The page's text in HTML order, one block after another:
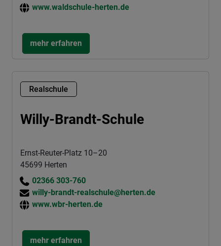
www.waldschule-herten.de
mehr erfahren
Realschule
Willy-Brandt-Schule
Ernst-Reuter-Platz 10–20
45699 Herten
02366 303-760
willy-brandt-realschule@herten.de
www.wbr-herten.de
mehr erfahren